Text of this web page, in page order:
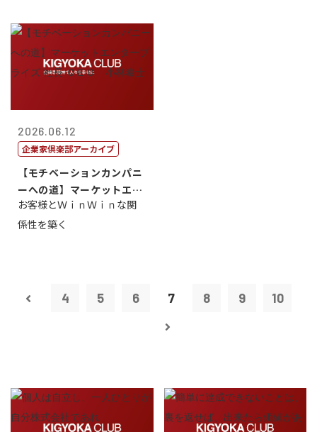
2026.06.12
企業家倶楽部アーカイブ
【モチベーションカンパニ
ーへの道】マーケットエン
タープライズ...
お客様とＷｉｎＷｉｎな関
係性を築く
4 5 6 7 8 9 10